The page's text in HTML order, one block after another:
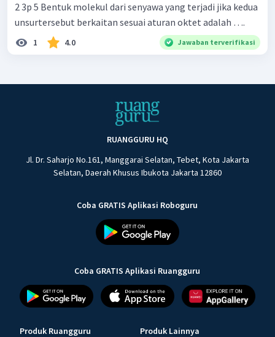
2 3p 5 Bentuk molekul dari senyawa yang terjadi jika kedua
unsurtersebut berkaitan sesuai aturan oktet adalah ….
1 4.0 Jawaban terverifikasi
RUANGGURU HQ
Jl. Dr. Saharjo No.161, Manggarai Selatan, Tebet, Kota Jakarta
Selatan, Daerah Khusus Ibukota Jakarta 12860
Coba GRATIS Aplikasi Roboguru
Coba GRATIS Aplikasi Ruangguru
Produk Ruangguru Produk Lainnya